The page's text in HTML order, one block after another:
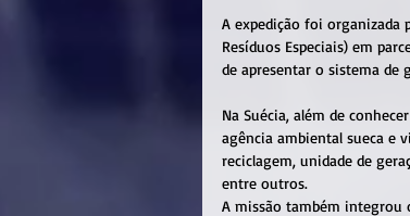
A expedição foi organizada
Resíduos Especiais) em
de apresentar o sistema de
Na Suécia, além de
agência ambiental sueca e
reciclagem, unidade de
entre outros.
A missão também integrou